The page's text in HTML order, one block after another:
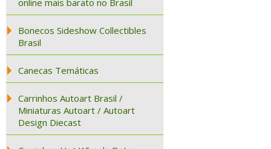
online mais barato no Brasil
Bonecos Sideshow Collectibles
Brasil
Canecas Temáticas
Carrinhos Autoart Brasil /
Miniaturas Autoart / Autoart
Design Diecast